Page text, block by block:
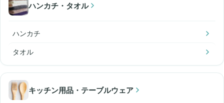
ハンカチ・タオル
ハンカチ
タオル
キッチン用品・テーブルウェア